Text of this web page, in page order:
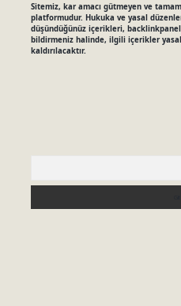
Sitemiz, kar amacı gütmeyen ve
platformudur. Hukuka ve yasal
düşündüğünüz içerikleri,
bildirmeniz halinde, ilgili içerikler
kaldırılacaktır.